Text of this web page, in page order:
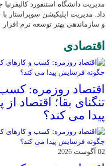
مدیریت دانشگاه استنفورد
داد. مدیریت اپلیکیشن سوپراستار
و سازماندهی بهتر توسعه نرم
اقتصادی
اقتصاد روزمره:
تنگنای بقا؛ اقتصاد
پیدا می کند؟
02 آگوست 2026